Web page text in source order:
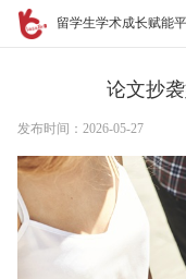
留学生学术成长赋能
论文抄
发布时间：2026-05-27